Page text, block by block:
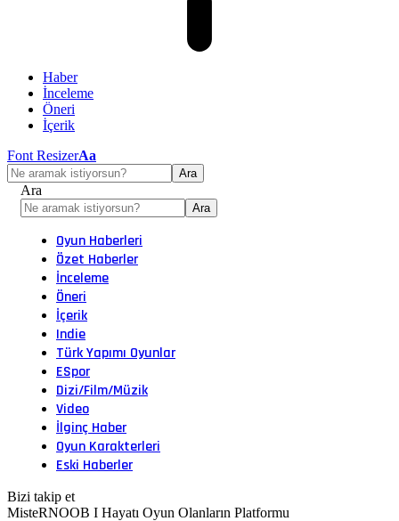
Haber
İnceleme
Öneri
İçerik
Font ResizerAa
Ara
Oyun Haberleri
Özet Haberler
İnceleme
Öneri
İçerik
Indie
Türk Yapımı Oyunlar
ESpor
Dizi/Film/Müzik
Video
İlginç Haber
Oyun Karakterleri
Eski Haberler
Bizi takip et
MisteRNOOB I Hayatı Oyun Olanların Platformu